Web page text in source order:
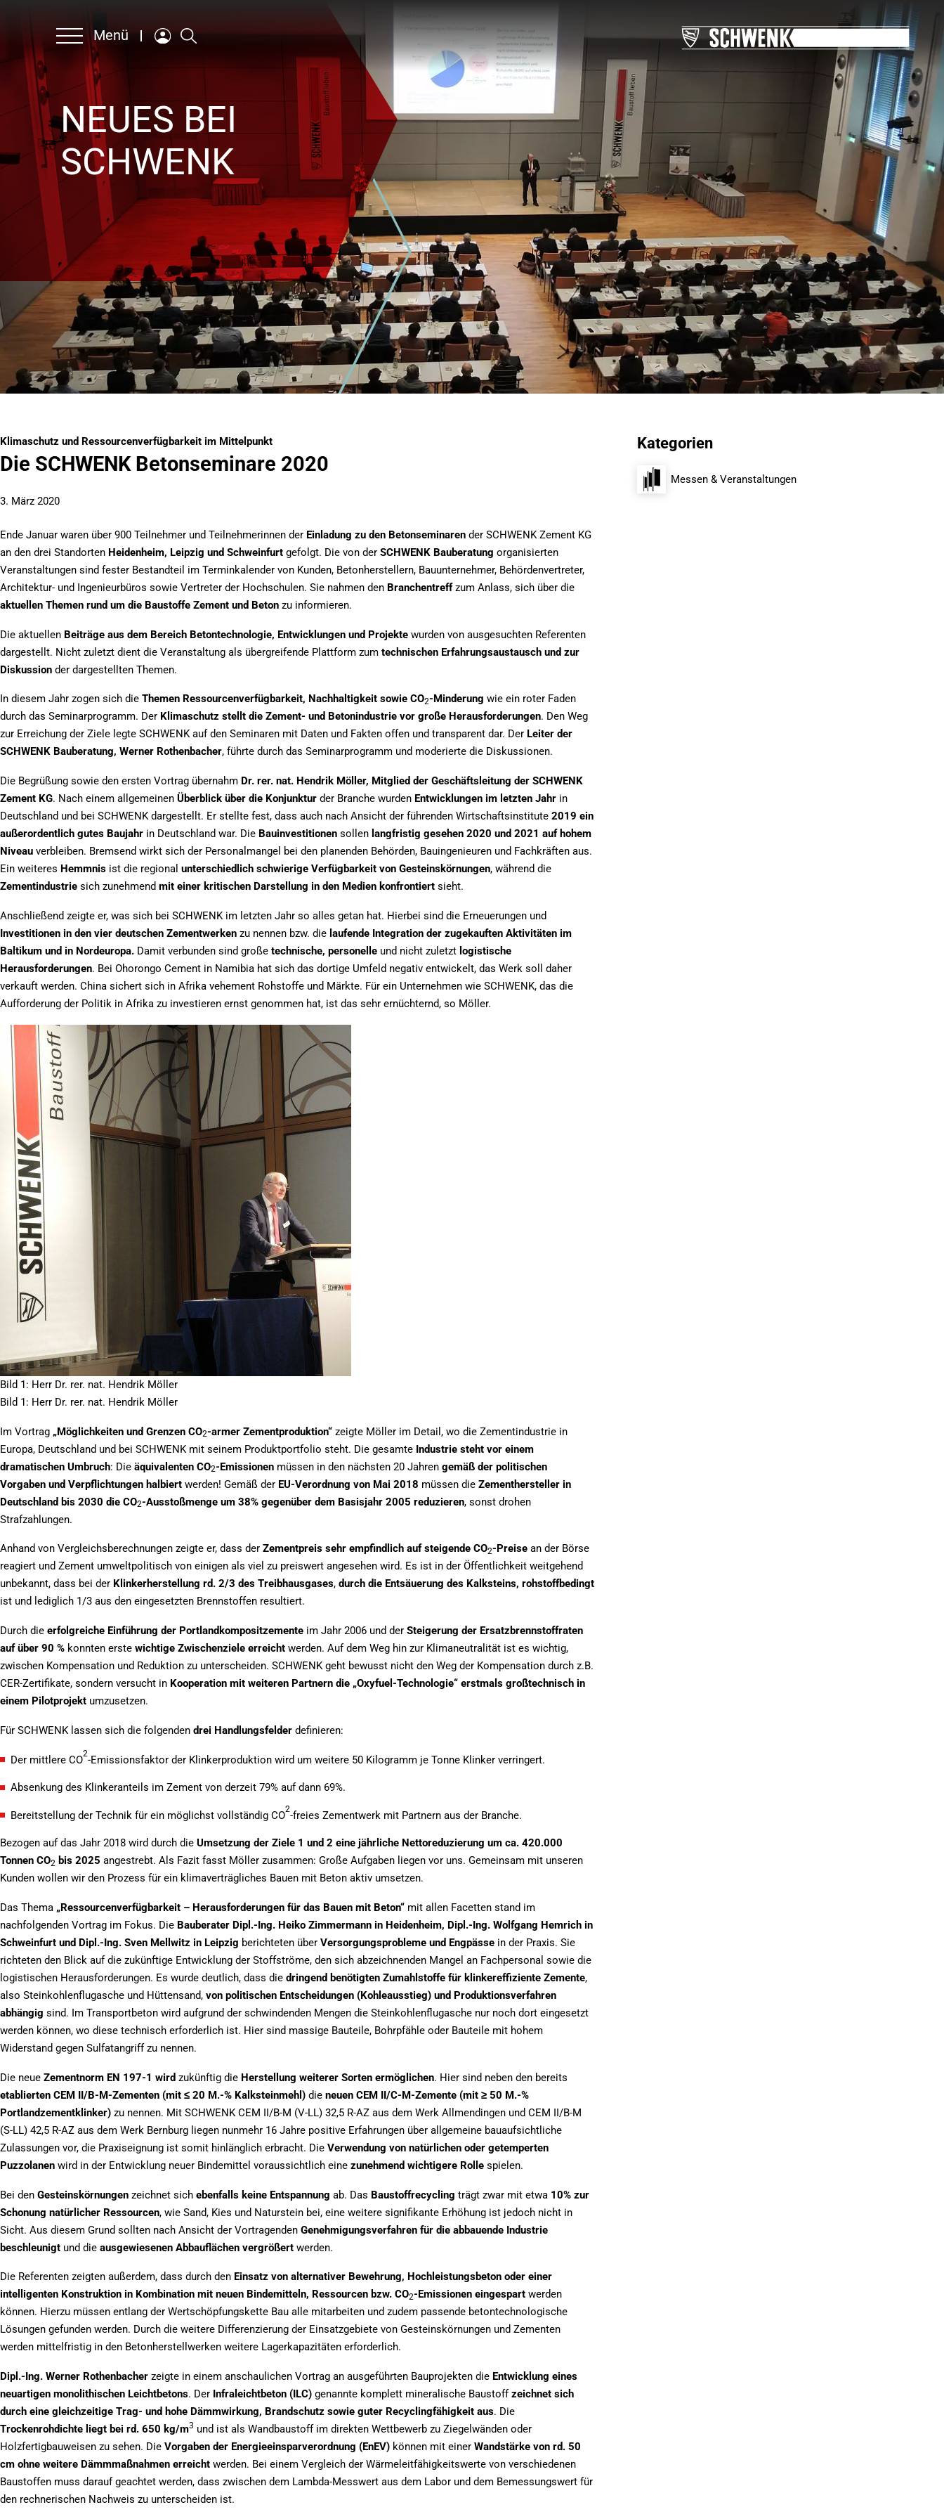
Unternehmen
Produkte & Lösungen
Nachhaltigkeit
Ansprechpartner
Karriere
Englisch
Menü
NEUES BEI
SCHWENK
Klimaschutz und Ressourcenverfügbarkeit im Mittelpunkt
Die SCHWENK Betonseminare 2020
3. März 2020
Ende Januar waren über 900 Teilnehmer und Teilnehmerinnen der Einladung zu den Betonseminaren der SCHWENK Zement KG
an den drei Standorten Heidenheim, Leipzig und Schweinfurt gefolgt. Die von der SCHWENK Bauberatung organisierten
Veranstaltungen sind fester Bestandteil im Terminkalender von Kunden, Betonherstellern, Bauunternehmer, Behördenvertreter,
Architektur- und Ingenieurbüros sowie Vertreter der Hochschulen. Sie nahmen den Branchentreffzum Anlass, sich über die
aktuellen Themen rund um die Baustoffe Zement und Beton zu informieren.
Die aktuellen Beiträge aus dem Bereich Betontechnologie, Entwicklungen und Projekte wurden von ausgesuchten Referenten
dargestellt. Nicht zuletzt dient die Veranstaltung als übergreifende Plattform zum technischen Erfahrungsaustausch und zur
Diskussion der dargestellten Themen.
In diesem Jahr zogen sich die Themen Ressourcenverfügbarkeit, Nachhaltigkeit sowie CO2-Minderung wie ein roter Faden
durch das Seminarprogramm. Der Klimaschutz stellt die Zement- und Betonindustrie vor große Herausforderungen. Den Weg
zur Erreichung der Ziele legte SCHWENK auf den Seminaren mit Daten und Fakten offen und transparent dar. Der Leiter der
SCHWENK Bauberatung, Werner Rothenbacher, führte durch das Seminarprogramm und moderierte die Diskussionen.
Die Begrüßung sowie den ersten Vortrag übernahm Dr. rer. nat. Hendrik Möller, Mitglied der Geschäftsleitung der SCHWENK
Zement KG. Nach einem allgemeinen Überblick über die Konjunktur der Branche wurden Entwicklungen im letzten Jahr in
Deutschland und bei SCHWENK dargestellt. Er stellte fest, dass auch nach Ansicht der führenden Wirtschaftsinstitute 2019 ein
außerordentlich gutes Baujahr in Deutschland war. Die Bauinvestitionen sollen langfristig gesehen 2020 und 2021 auf hohem
Niveau verbleiben. Bremsend wirkt sich der Personalmangel bei den planenden Behörden, Bauingenieuren und Fachkräften aus.
Ein weiteres Hemmnis ist die regional unterschiedlich schwierige Verfügbarkeit von Gesteinskörnungen, während die
Zementindustrie sich zunehmend mit einer kritischen Darstellung in den Medien konfrontiert sieht.
Anschließend zeigte er, was sich bei SCHWENK im letzten Jahr so alles getan hat. Hierbei sind die Erneuerungen und
Investitionen in den vier deutschen Zementwerken zu nennen bzw. die laufende Integration der zugekauften Aktivitäten im
Baltikum und in Nordeuropa. Damit verbunden sind große technische, personelle und nicht zuletzt logistische
Herausforderungen. Bei Ohorongo Cement in Namibia hat sich das dortige Umfeld negativ entwickelt, das Werk soll daher
verkauft werden. China sichert sich in Afrika vehement Rohstoffe und Märkte. Für ein Unternehmen wie SCHWENK, das die
Aufforderung der Politik in Afrika zu investieren ernst genommen hat, ist das sehr ernüchternd, so Möller.
Bild 1: Herr Dr. rer. nat. Hendrik Möller
Bild 1: Herr Dr. rer. nat. Hendrik Möller
Im Vortrag „Möglichkeiten und Grenzen CO2-armer Zementproduktion“ zeigte Möller im Detail, wo die Zementindustrie in
Europa, Deutschland und bei SCHWENK mit seinem Produktportfolio steht. Die gesamte Industrie steht vor einem
dramatischen Umbruch: Die äquivalenten CO2-Emissionen müssen in den nächsten 20 Jahren gemäß der politischen
Vorgaben und Verpflichtungen halbiert werden! Gemäß der EU-Verordnung von Mai 2018 müssen die Zementhersteller in
Deutschland bis 2030 die CO2-Ausstoßmenge um 38% gegenüber dem Basisjahr 2005 reduzieren, sonst drohen
Strafzahlungen.
Anhand von Vergleichsberechnungen zeigte er, dass der Zementpreis sehr empfindlich auf steigende CO2-Preise an der Börse
reagiert und Zement umweltpolitisch von einigen als viel zu preiswert angesehen wird. Es ist in der Öffentlichkeit weitgehend
unbekannt, dass bei der Klinkerherstellung rd. 2/3 des Treibhausgases, durch die Entsäuerung des Kalksteins, rohstoffbedingt
ist und lediglich 1/3 aus den eingesetzten Brennstoffen resultiert.
Durch die erfolgreiche Einführung der Portlandkompositzemente im Jahr 2006 und der Steigerung der Ersatzbrennstoffraten
auf über 90 % konnten erste wichtige Zwischenziele erreicht werden. Auf dem Weg hin zur Klimaneutralität ist es wichtig,
zwischen Kompensation und Reduktion zu unterscheiden. SCHWENK geht bewusst nicht den Weg der Kompensation durch z.B.
CER-Zertifikate, sondern versucht in Kooperation mit weiteren Partnern die „Oxyfuel-Technologie“ erstmals großtechnisch in
einem Pilotprojekt umzusetzen.
Für SCHWENK lassen sich die folgenden drei Handlungsfelder definieren:
Der mittlere CO
2
-Emissionsfaktor der Klinkerproduktion wird um weitere 50 Kilogramm je Tonne Klinker verringert.
Absenkung des Klinkeranteils im Zement von derzeit 79% auf dann 69%.
Bereitstellung der Technik für ein möglichst vollständig CO
2
-freies Zementwerk mit Partnern aus der Branche.
Bezogen auf das Jahr 2018 wird durch die Umsetzung der Ziele 1 und 2 eine jährliche Nettoreduzierung um ca. 420.000
Tonnen CO2 bis 2025 angestrebt. Als Fazit fasst Möller zusammen: Große Aufgaben liegen vor uns. Gemeinsam mit unseren
Kunden wollen wir den Prozess für ein klimaverträgliches Bauen mit Beton aktiv umsetzen.
Das Thema „Ressourcenverfügbarkeit – Herausforderungen für das Bauen mit Beton“ mit allen Facetten stand im
nachfolgenden Vortrag im Fokus. Die Bauberater Dipl.-Ing. Heiko Zimmermann in Heidenheim, Dipl.-Ing. Wolfgang Hemrich in
Schweinfurt und Dipl.-Ing. Sven Mellwitz in Leipzig berichteten über Versorgungsprobleme und Engpässe in der Praxis. Sie
richteten den Blick auf die zukünftige Entwicklung der Stoffströme, den sich abzeichnenden Mangel an Fachpersonal sowie die
logistischen Herausforderungen. Es wurde deutlich, dass die dringend benötigten Zumahlstoffe für klinkereffiziente Zemente,
also Steinkohlenflugasche und Hüttensand, von politischen Entscheidungen (Kohleausstieg) und Produktionsverfahren
abhängig sind. Im Transportbeton wird aufgrund der schwindenden Mengen die Steinkohlenflugasche nur noch dort eingesetzt
werden können, wo diese technisch erforderlich ist. Hier sind massige Bauteile, Bohrpfähle oder Bauteile mit hohem
Widerstand gegen Sulfatangriff zu nennen.
Die neue Zementnorm EN 197-1 wird zukünftig die Herstellung weiterer Sorten ermöglichen. Hier sind neben den bereits
etablierten CEM II/B-M-Zementen (mit ≤ 20 M.-% Kalksteinmehl) die neuen CEM II/C-M-Zemente (mit ≥ 50 M.-%
Portlandzementklinker) zu nennen. Mit SCHWENK CEM II/B-M (V-LL) 32,5 R-AZ aus dem Werk Allmendingen und CEM II/B-M
(S-LL) 42,5 R-AZ aus dem Werk Bernburg liegen nunmehr 16 Jahre positive Erfahrungen über allgemeine bauaufsichtliche
Zulassungen vor, die Praxiseignung ist somit hinlänglich erbracht. Die Verwendung von natürlichen oder getemperten
Puzzolanen wird in der Entwicklung neuer Bindemittel voraussichtlich eine zunehmend wichtigere Rolle spielen.
Bei den Gesteinskörnungen zeichnet sich ebenfalls keine Entspannung ab. Das Baustoffrecycling trägt zwar mit etwa 10% zur
Schonung natürlicher Ressourcen, wie Sand, Kies und Naturstein bei, eine weitere signifikante Erhöhung ist jedoch nicht in
Sicht. Aus diesem Grund sollten nach Ansicht der Vortragenden Genehmigungsverfahren für die abbauende Industrie
beschleunigt und die ausgewiesenen Abbauflächen vergrößert werden.
Die Referenten zeigten außerdem, dass durch den Einsatz von alternativer Bewehrung, Hochleistungsbeton oder einer
intelligenten Konstruktion in Kombination mit neuen Bindemitteln, Ressourcen bzw. CO2-Emissionen eingespart werden
können. Hierzu müssen entlang der Wertschöpfungskette Bau alle mitarbeiten und zudem passende betontechnologische
Lösungen gefunden werden. Durch die weitere Differenzierung der Einsatzgebiete von Gesteinskörnungen und Zementen
werden mittelfristig in den Betonherstellwerken weitere Lagerkapazitäten erforderlich.
Dipl.-Ing. Werner Rothenbacher zeigte in einem anschaulichen Vortrag an ausgeführten Bauprojekten die Entwicklung eines
neuartigen monolithischen Leichtbetons. Der Infraleichtbeton (ILC) genannte komplett mineralische Baustoff zeichnet sich
durch eine gleichzeitige Trag- und hohe Dämmwirkung, Brandschutz sowie guter Recyclingfähigkeit aus. Die
Trockenrohdichte liegt bei rd. 650 kg/m3 und ist als Wandbaustoff im direkten Wettbewerb zu Ziegelwänden oder
Holzfertigbauweisen zu sehen. Die Vorgaben der Energieeinsparverordnung (EnEV) können mit einer Wandstärke von rd. 50
cm ohne weitere Dämmmaßnahmen erreicht werden. Bei einem Vergleich der Wärmeleitfähigkeitswerte von verschiedenen
Baustoffen muss darauf geachtet werden, dass zwischen dem Lambda-Messwert aus dem Labor und dem Bemessungswert für
den rechnerischen Nachweis zu unterscheiden ist.
Kategorien
Messen & Veranstaltungen